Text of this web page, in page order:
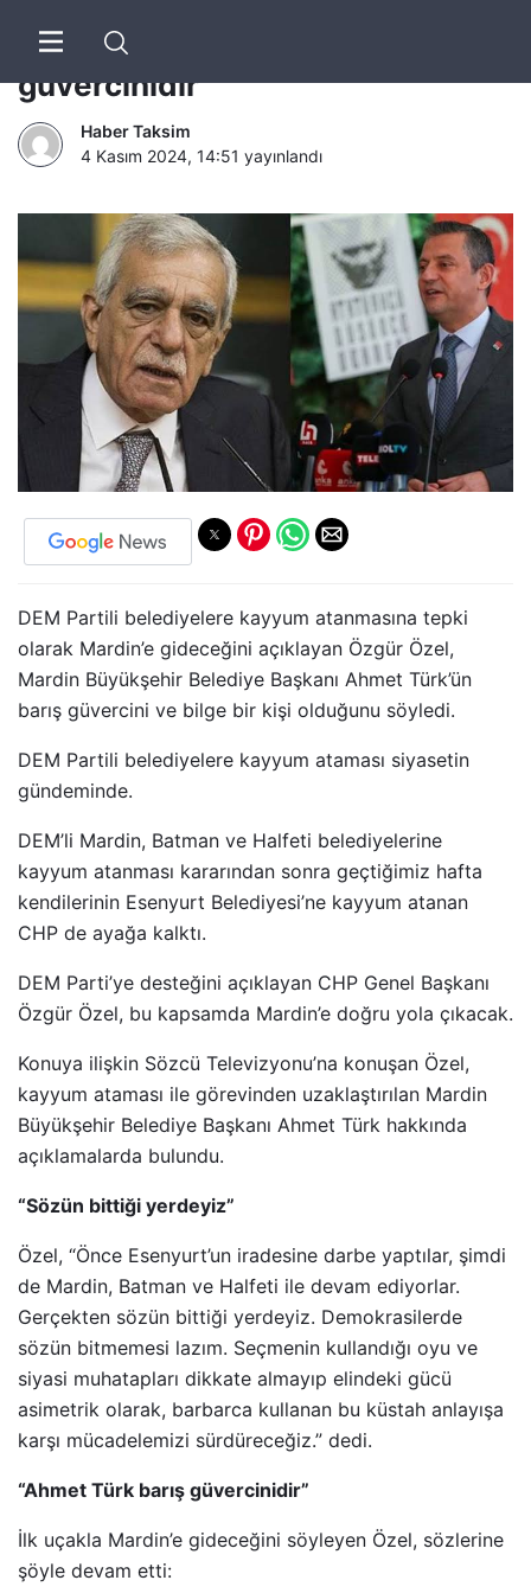
Özgür Özel: Ahmet Türk barış
güvercinidir
Haber Taksim
4 Kasım 2024, 14:51 yayınlandı
DEM Partili belediyelere kayyum atanmasına tepki
olarak Mardin’e gideceğini açıklayan Özgür Özel,
Mardin Büyükşehir Belediye Başkanı Ahmet Türk’ün
barış güvercini ve bilge bir kişi olduğunu söyledi.
DEM Partili belediyelere kayyum ataması siyasetin
gündeminde.
DEM’li Mardin, Batman ve Halfeti belediyelerine
kayyum atanması kararından sonra geçtiğimiz hafta
kendilerinin Esenyurt Belediyesi’ne kayyum atanan
CHP de ayağa kalktı.
DEM Parti’ye desteğini açıklayan CHP Genel Başkanı
Özgür Özel, bu kapsamda Mardin’e doğru yola çıkacak.
Konuya ilişkin Sözcü Televizyonu’na konuşan Özel,
kayyum ataması ile görevinden uzaklaştırılan Mardin
Büyükşehir Belediye Başkanı Ahmet Türk hakkında
açıklamalarda bulundu.
“Sözün bittiği yerdeyiz”
Özel, “Önce Esenyurt’un iradesine darbe yaptılar, şimdi
de Mardin, Batman ve Halfeti ile devam ediyorlar.
Gerçekten sözün bittiği yerdeyiz. Demokrasilerde
sözün bitmemesi lazım. Seçmenin kullandığı oyu ve
siyasi muhatapları dikkate almayıp elindeki gücü
asimetrik olarak, barbarca kullanan bu küstah anlayışa
karşı mücadelemizi sürdüreceğiz.” dedi.
“Ahmet Türk barış güvercinidir”
İlk uçakla Mardin’e gideceğini söyleyen Özel, sözlerine
şöyle devam etti: